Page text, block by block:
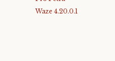
Waze 4.20.0.1